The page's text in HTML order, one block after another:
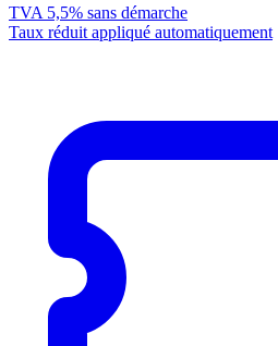
TVA 5,5% sans démarche
Taux réduit appliqué automatiquement